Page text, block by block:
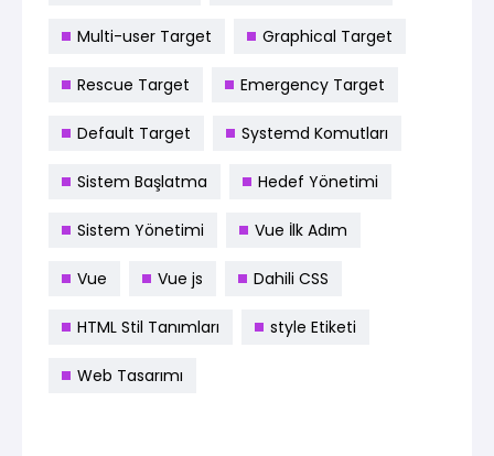
Multi-user Target Graphical Target
Rescue Target Emergency Target
Default Target Systemd Komutları
Sistem Başlatma Hedef Yönetimi
Sistem Yönetimi Vue İlk Adım
Vue Vue js Dahili CSS
HTML Stil Tanımları style Etiketi
Web Tasarımı